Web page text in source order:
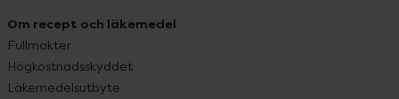
Om recept och läkemedel
Fullmakter
Högkostnadsskyddet
Läkemedelsutbyte